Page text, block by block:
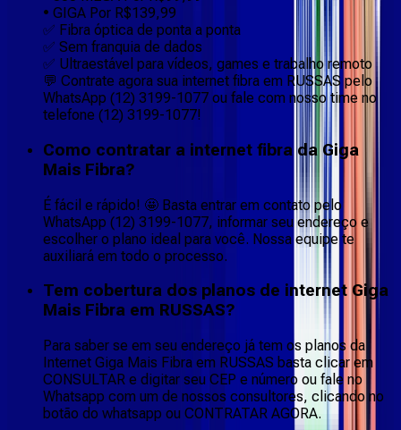
• GIGA Por R$139,99
✅ Fibra óptica de ponta a ponta
✅ Sem franquia de dados
✅ Ultraestável para vídeos, games e trabalho remoto
💬 Contrate agora sua internet fibra em RUSSAS pelo
WhatsApp (12) 3199-1077 ou fale com nosso time no
telefone (12) 3199-1077!
Como contratar a internet fibra da Giga
Mais Fibra?
É fácil e rápido! 🤩 Basta entrar em contato pelo
WhatsApp (12) 3199-1077, informar seu endereço e
escolher o plano ideal para você. Nossa equipe te
auxiliará em todo o processo.
Tem cobertura dos planos de internet Giga
Mais Fibra em RUSSAS?
Para saber se em seu endereço já tem os planos da
Internet Giga Mais Fibra em RUSSAS basta clicar em
CONSULTAR e digitar seu CEP e número ou fale no
Whatsapp com um de nossos consultores, clicando no
botão do whatsapp ou CONTRATAR AGORA.